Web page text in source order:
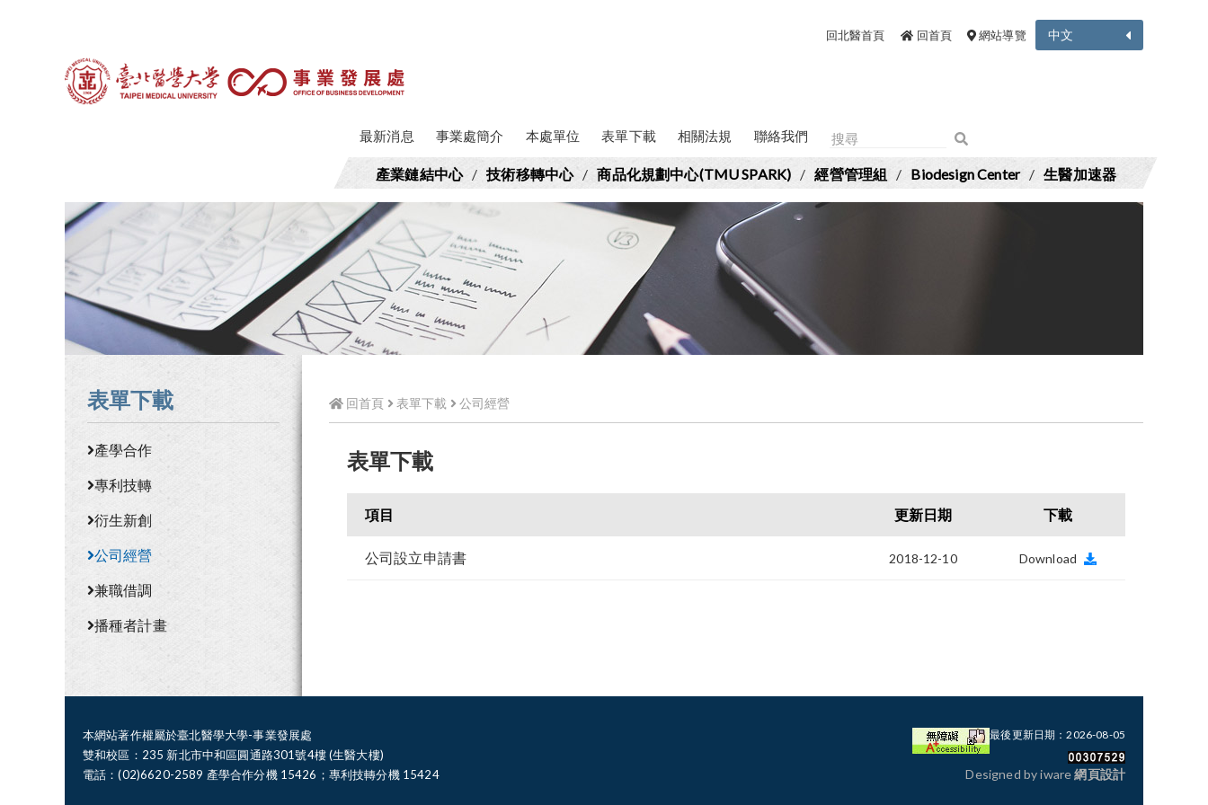
回北醫首頁 回首頁 網站導覽 中文
最新消息 事業處簡介 本處單位 表單下載 相關法規 聯絡我們
產業鏈結中心 / 技術移轉中心 / 商品化規劃中心(TMU SPARK) / 經營管理組 / Biodesign Center / 生醫加速器
表單下載
產學合作
專利技轉
衍生新創
公司經營
兼職借調
播種者計畫
回首頁 表單下載 公司經營
表單下載
項目 更新日期 下載
公司設立申請書 2018-12-10 Download
本網站著作權屬於臺北醫學大學-事業發展處
雙和校區：235 新北市中和區圓通路301號4樓 (生醫大樓)
電話：(02)6620-2589 產學合作分機 15426；專利技轉分機 15424
最後更新日期：2026-08-05
Designed by iware網頁設計